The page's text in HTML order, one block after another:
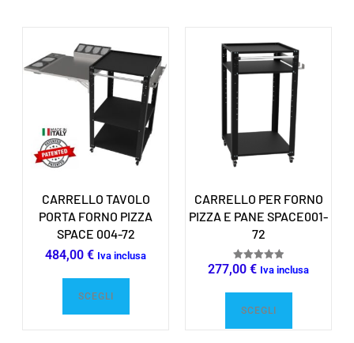
CARRELLO TAVOLO
PORTA FORNO PIZZA
SPACE 004-72
484,00 € Iva inclusa
SCEGLI
CARRELLO PER FORNO
PIZZA E PANE SPACE001-
72
Valutato
277,00 € Iva inclusa
SCEGLI